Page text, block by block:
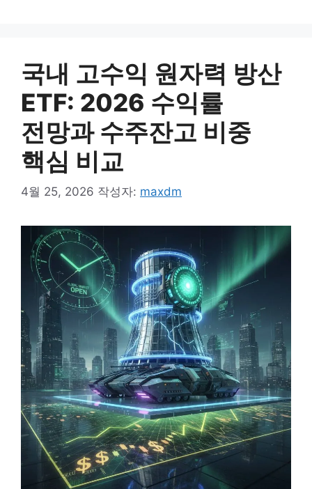
국내 고수익 원자력 방산
ETF: 2026 수익률
전망과 수주잔고 비중
핵심 비교
4월 25, 2026 작성자: maxdm